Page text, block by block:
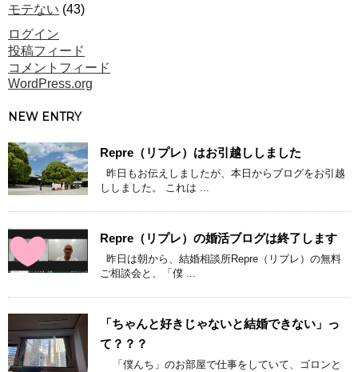
モテない (43)
ログイン
投稿フィード
コメントフィード
WordPress.org
NEW ENTRY
Repre（リプレ）はお引越ししました
昨日もお伝えしましたが、本日からブログをお引越
ししました。 これは ...
Repre（リプレ）の婚活ブログは終了します
昨日は朝から、結婚相談所Repre（リプレ）の無料
ご相談会と、「僕 ...
「ちゃんと好きじゃないと結婚できない」っ
て？？？
「僕んち」のお部屋で仕事をしていて、ゴロンと